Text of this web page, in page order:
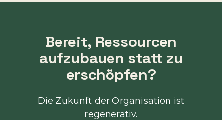
Bereit, Ressourcen
aufzubauen statt zu
erschöpfen?
Die Zukunft der Organisation ist
regenerativ.